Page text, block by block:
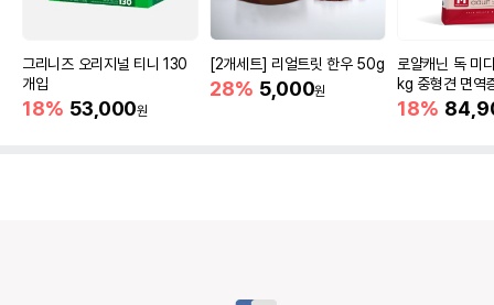
그리니즈 오리지널 티니 130
개입
18% 53,000원
[2개세트] 리얼트릿 한우 50g
28% 5,000원
로얄캐닌 독 미
kg 중형견 면역
18%